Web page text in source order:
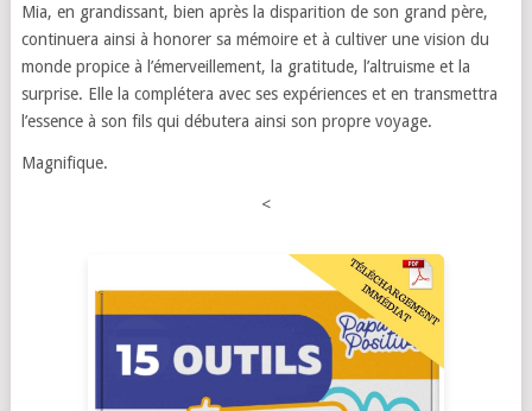
Mia, en grandissant, bien après la disparition de son grand père,
continuera ainsi à honorer sa mémoire et à cultiver une vision du
monde propice à l’émerveillement, la gratitude, l’altruisme et la
surprise. Elle la complétera avec ses expériences et en transmettra
l’essence à son fils qui débutera ainsi son propre voyage.
Magnifique.
<